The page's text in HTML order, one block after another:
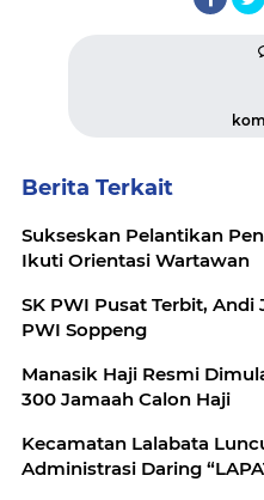
Berita Terkait
Sukseskan Pelantikan
Ikuti Orientasi Wartawan
SK PWI Pusat Terbit,
PWI Soppeng
Manasik Haji Resmi
300 Jamaah Calon Haji
Kecamatan Lalabata
Administrasi Daring